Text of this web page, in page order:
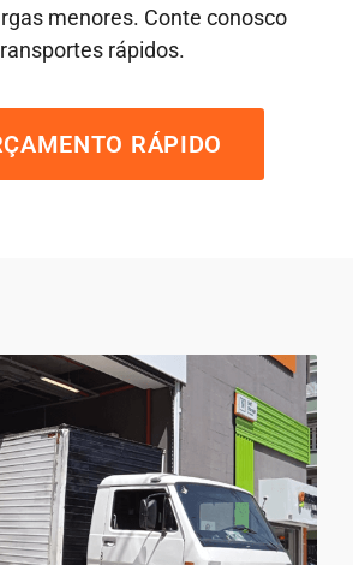
menores. Conte conosco
rápidos.
RÁPIDO